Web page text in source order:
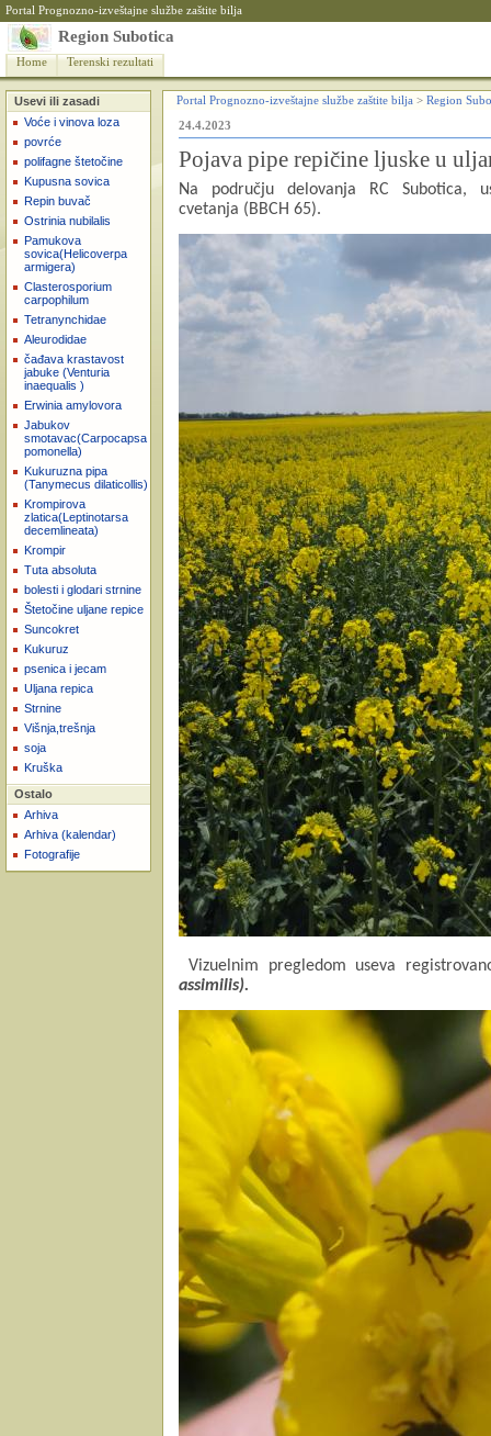
Portal Prognozno-izveštajne službe zaštite bilja
Region Subotica
Home Terenski rezultati
Usevi ili zasadi
Voće i vinova loza
povrće
polifagne štetočine
Kupusna sovica
Repin buvač
Ostrinia nubilalis
Pamukova
sovica(Helicoverpa
armigera)
Clasterosporium
carpophilum
Tetranynchidae
Aleurodidae
čađava krastavost
jabuke (Venturia
inaequalis )
Erwinia amylovora
Jabukov
smotavac(Carpocapsa
pomonella)
Kukuruzna pipa
(Tanymecus dilaticollis)
Krompirova
zlatica(Leptinotarsa
decemlineata)
Krompir
Tuta absoluta
bolesti i glodari strnine
Štetočine uljane repice
Suncokret
Kukuruz
psenica i jecam
Uljana repica
Strnine
Višnja,trešnja
soja
Kruška
Ostalo
Arhiva
Arhiva (kalendar)
Fotografije
Portal Prognozno-izveštajne službe zaštite bilja > Region
24.4.2023
Pojava pipe repičine ljuske u
Na području delovanja RC Subotica,
cvetanja (BBCH 65).
Vizuelnim pregledom useva
assimilis).